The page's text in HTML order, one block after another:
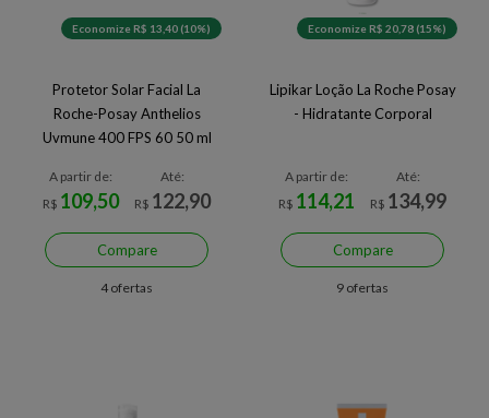
Economize R$ 13,40 (10%)
Protetor Solar Facial La
Roche-Posay Anthelios
Uvmune 400 FPS 60 50 ml
A partir de:
R$ 109,50
Até:
R$ 122,90
Compare
4 ofertas
Economize R$ 20,78 (15%)
Lipikar Loção La Roche Posay
- Hidratante Corporal
A partir de:
R$ 114,21
Até:
R$ 134,99
Compare
9 ofertas